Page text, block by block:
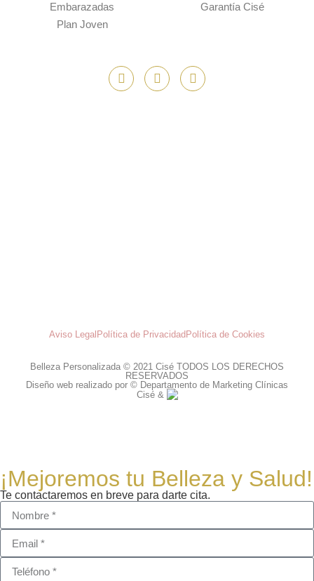
Embarazadas
Plan Joven
Garantía Cisé
Aviso Legal Política de Privacidad Política de Cookies
Belleza Personalizada © 2021 Cisé TODOS LOS DERECHOS
RESERVADOS
Diseño web realizado por © Departamento de Marketing Clínicas
Cisé &
¡Mejoremos tu Belleza y Salud!
Te contactaremos en breve para darte cita.